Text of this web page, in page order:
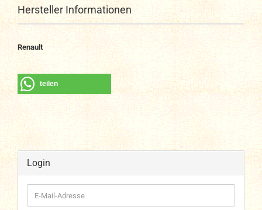
Hersteller Informationen
Renault
teilen
Login
E-
Mail-